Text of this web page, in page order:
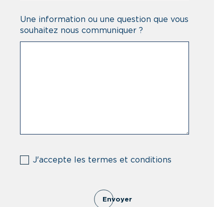
Une information ou une question que vous
souhaitez nous communiquer ?
(Nécessaire)
J'accepte les termes et conditions
Envoyer